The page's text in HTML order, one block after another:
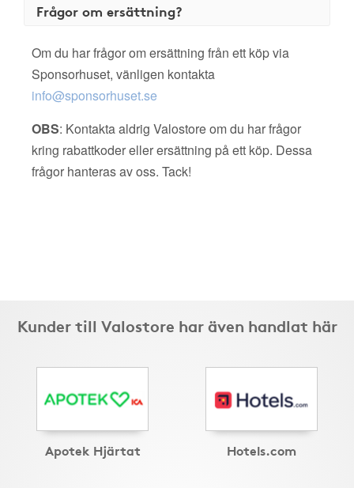
Frågor om ersättning?
Om du har frågor om ersättning från ett köp via
Sponsorhuset, vänligen kontakta
info@sponsorhuset.se
OBS: Kontakta aldrig Valostore om du har frågor
kring rabattkoder eller ersättning på ett köp. Dessa
frågor hanteras av oss. Tack!
Kunder till Valostore har även handlat här
Apotek Hjärtat Hotels.com